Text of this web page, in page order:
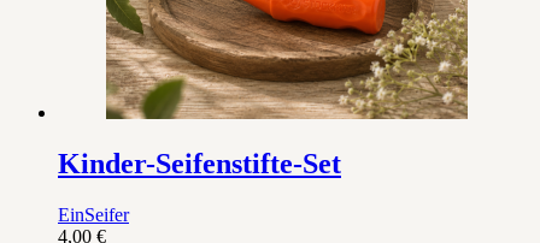
Kinder-Seifenstifte-Set
EinSeifer
4,00 €